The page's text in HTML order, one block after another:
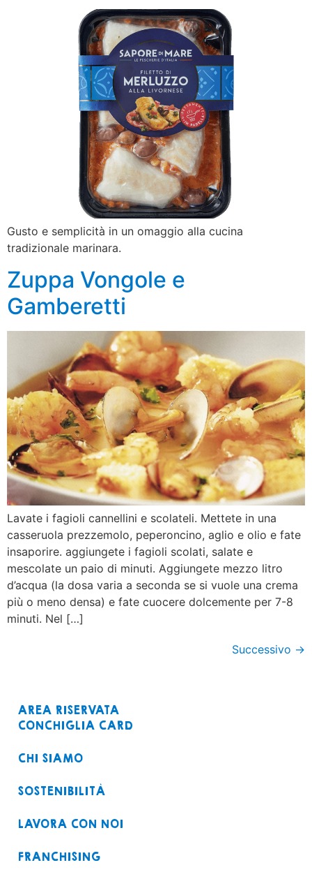
Gusto e semplicità in un omaggio alla cucina
tradizionale marinara.
Zuppa Vongole e
Gamberetti
Lavate i fagioli cannellini e scolateli. Mettete in una
casseruola prezzemolo, peperoncino, aglio e olio e fate
insaporire. aggiungete i fagioli scolati, salate e
mescolate un paio di minuti. Aggiungete mezzo litro
d’acqua (la dosa varia a seconda se si vuole una crema
più o meno densa) e fate cuocere dolcemente per 7-8
minuti. Nel […]
Successivo →
AREA RISERVATA
CONCHIGLIA CARD
CHI SIAMO
SOSTENIBILITÀ
LAVORA CON NOI
FRANCHISING